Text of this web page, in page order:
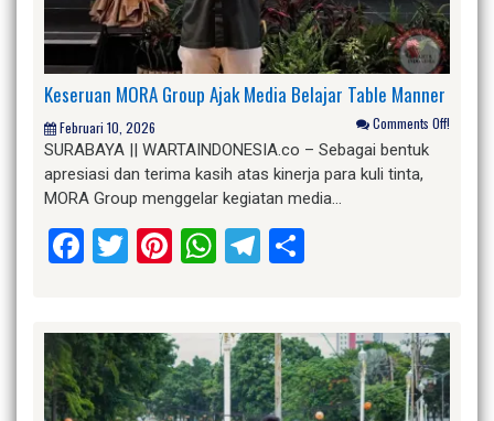
Keseruan MORA Group Ajak Media Belajar Table Manner
Februari 10, 2026 Comments Off!
SURABAYA || WARTAINDONESIA.co – Sebagai bentuk
apresiasi dan terima kasih atas kinerja para kuli tinta,
MORA Group menggelar kegiatan media…
Facebook
Twitter
Pinterest
WhatsApp
Telegram